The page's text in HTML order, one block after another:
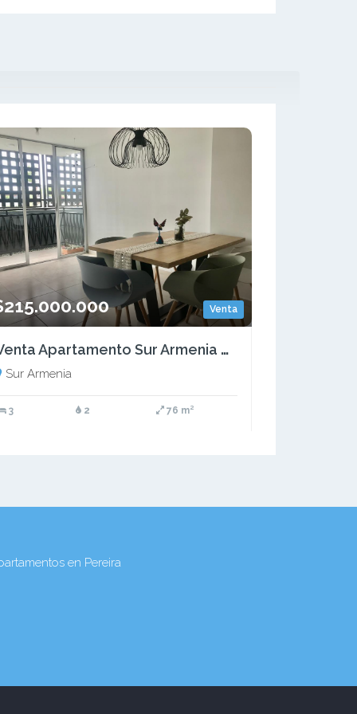
Venta
Venta Apartamento Sur Armenia Quindio COD: 7151229
Sur Armenia
3 2 76 m²
en Pereira